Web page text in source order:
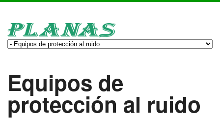
Equipos de
protección al ruido